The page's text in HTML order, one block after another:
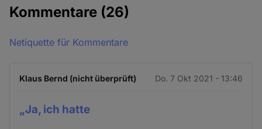
Kommentare (26)
Netiquette für Kommentare
Klaus Bernd (nicht überprüft) Do. 7 Okt 2021 - 13:46
„Ja, ich hatte